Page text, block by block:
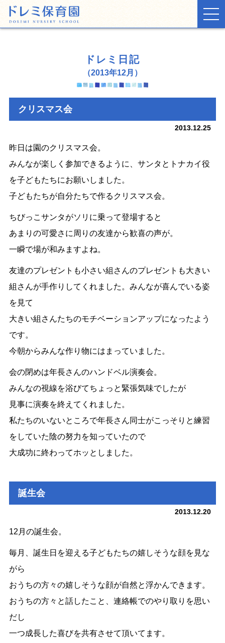
お知らせ
入園案内
ドレミ日記
（2013年12月）
クリスマス会
2013.12.25
昨日は園のクリスマス会。
みんなが楽しく参加できるように、サンタとトナカイ役
を子どもたちにお願いしました。
子どもたちが自分たちで作るクリスマス会。
ちびっこサンタがソリに乗って登場すると
あまりの可愛さに周りの友達から歓喜の声が。
一瞬で場が和みますよね。
友達のプレゼントも小さい組さんのプレゼントも大きい
組さんが手作りしてくれました。みんなが喜んでいる姿
を見て
大きい組さんたちのモチベーションアップになったよう
です。
今朝からみんな作り物にはまっていました。
会の閉めは年長さんのハンドベル演奏会。
みんなの視線を浴びてちょっと緊張気味でしたが
見事に演奏を終えてくれました。
私たちのいないところで年長さん同士がこっそりと練習
をしていた陰の努力を知っていたので
大成功に終わってホッとしました。
誕生会
2013.12.20
12月の誕生会。
毎月、誕生日を迎える子どもたちの嬉しそうな顔を見な
がら
おうちの方々の嬉しそうな顔が自然と浮かんできます。
おうちの方々と話したこと、連絡帳でのやり取りを思い
だし
一つ成長した喜びを共有させて頂いてます。